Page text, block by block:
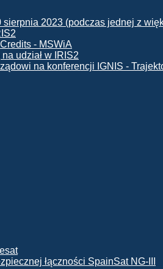
udział w IRIS2
łączności SpainSat NG-III